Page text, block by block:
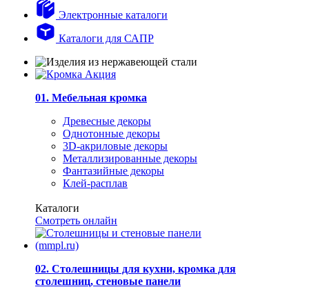
Электронные каталоги
Каталоги для САПР
01. Мебельная кромка
Древесные декоры
Однотонные декоры
3D-акриловые декоры
Металлизированные декоры
Фантазийные декоры
Клей-расплав
Каталоги
Смотреть онлайн
02. Столешницы для кухни, кромка для
столешниц, стеновые панели